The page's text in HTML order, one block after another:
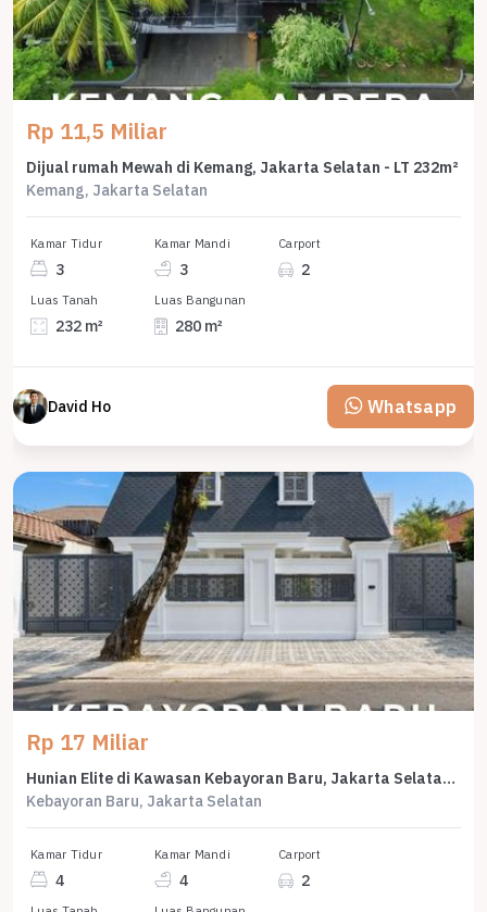
Rp 11,5 Miliar
Dijual rumah Mewah di Kemang, Jakarta Selatan - LT 232m²
Kemang, Jakarta Selatan
Kamar Tidur
3
Kamar Mandi
3
Carport
2
Luas Tanah
232 m²
Luas Bangunan
280 m²
David Ho Whatsapp
Rp 17 Miliar
Hunian Elite di Kawasan Kebayoran Baru, Jakarta Selatan, LB 400m², Harga 17 Miliar
Kebayoran Baru, Jakarta Selatan
Kamar Tidur
4
Kamar Mandi
4
Carport
2